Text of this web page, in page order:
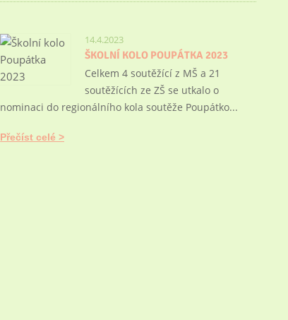
14.4.2023
ŠKOLNÍ KOLO POUPÁTKA 2023
Celkem 4 soutěžící z MŠ a 21
soutěžících ze ZŠ se utkalo o
nominaci do regionálního kola soutěže Poupátko...
Přečíst celé